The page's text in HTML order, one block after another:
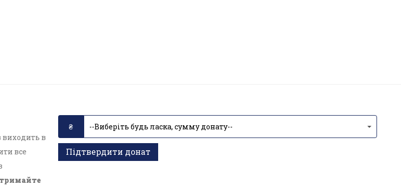
виходить в
все
Підтвердити донат